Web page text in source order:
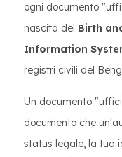
ogni documento
nascita del Birth
Information
registri civili del
Un documento
documento che
status legale, la tua